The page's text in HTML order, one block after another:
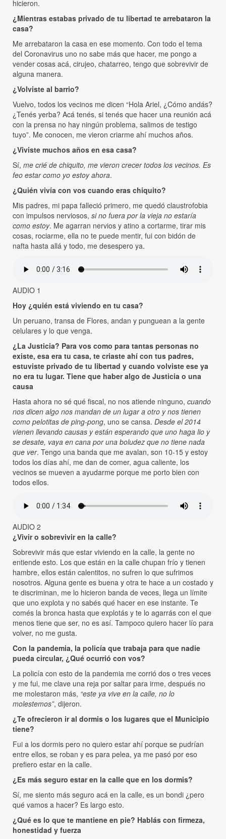
hicieron.
¿Mientras estabas privado de tu libertad te arrebataron la
casa?
Me arrebataron la casa en ese momento. Con todo el tema
del Coronavirus uno no sabe más que hacer, me pongo a
vender cosas acá, cirujeo, chatarreo, tengo que sobrevivir de
alguna manera.
¿Volviste al barrio?
Vuelvo, todos los vecinos me dicen “Hola Ariel, ¿Cómo andás?
¿Tenés yerba? Acá tenés, si tenés que hacer una reunión acá
con la prensa no hay ningún problema, salimos de testigo
tuyo”. Me conocen, me vieron criarme ahí muchos años.
¿Viviste muchos años en esa casa?
Sí, me crié de chiquito, me vieron crecer todos los vecinos. Es
feo estar como yo estoy ahora.
¿Quién vivía con vos cuando eras chiquito?
Mis padres, mi papa falleció primero, me quedó claustrofobia
con impulsos nerviosos, si no fuera por la vieja no estaría
como estoy. Me agarran nervios y atino a cortarme, tirar mis
cosas, rociarme, ella no te puede mentir, fui con bidón de
nafta hasta allá y todo, me desespero ya.
AUDIO 1
Hoy ¿quién está viviendo en tu casa?
Un peruano, transa de Flores, andan y punguean a la gente
celulares y lo que venga.
¿La Justicia? Para vos como para tantas personas no
existe, esa era tu casa, te criaste ahí con tus padres,
estuviste privado de tu libertad y cuando volviste ese ya
no era tu lugar. Tiene que haber algo de Justicia o una
causa
Hasta ahora no sé qué fiscal, no nos atiende ninguno, cuando
nos dicen algo nos mandan de un lugar a otro y nos tienen
como pelotitas de ping-pong, uno se cansa. Desde el 2014
vienen llevando causas y están esperando que uno haga lio y
se desate, vaya en cana por una boludez que no tiene nada
que ver. Tengo una banda que me avalan, son 10-15 y estoy
todos los días ahí, me dan de comer, agua caliente, los
vecinos se mueven a ayudarme porque me porto bien con
todos ellos.
AUDIO 2
¿Vivir o sobrevivir en la calle?
Sobrevivir más que estar viviendo en la calle, la gente no
entiende esto. Los que están en la calle chupan frío y tienen
hambre, ellos están calentitos, no sufren lo que sufrimos
nosotros. Alguna gente es buena y otra te hace a un costado y
te discriminan, me lo hicieron banda de veces, llega un límite
que uno explota y no sabés qué hacer en ese instante. Te
comés la bronca hasta que explotás y te lo agarrás con el que
menos tiene que ser, no es así. Tampoco quiero hacer lío para
volver, no me gusta.
Con la pandemia, la policía que trabaja para que nadie
pueda circular, ¿Qué ocurrió con vos?
La policía con esto de la pandemia me corrió dos o tres veces
y me fui, me clave una reja por saltar para irme, después no
me molestaron más, “este ya vive en la calle, no lo
molestemos”, dijeron.
¿Te ofrecieron ir al dormis o los lugares que el Municipio
tiene?
Fui a los dormis pero no quiero estar ahí porque se pudrían
entre ellos, se roban y es para pelea, ya me pasó por eso
prefiero estar en la calle.
¿Es más seguro estar en la calle que en los dormis?
Sí, me siento más seguro acá en la calle, es un bondi ¿pero
qué vamos a hacer? Es largo esto.
¿Qué es lo que te mantiene en pie? Hablás con firmeza,
honestidad y fuerza